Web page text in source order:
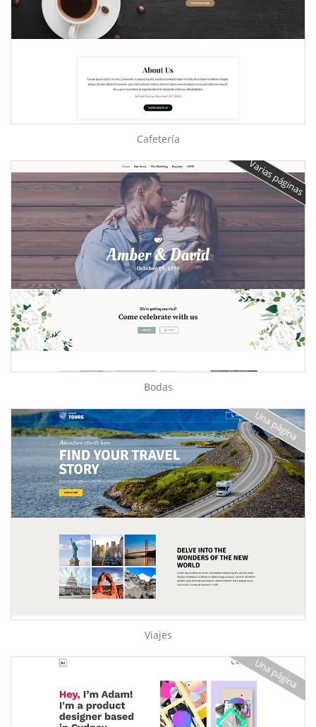
Cafetería
Varias páginas
Bodas
Una página
Viajes
Una página